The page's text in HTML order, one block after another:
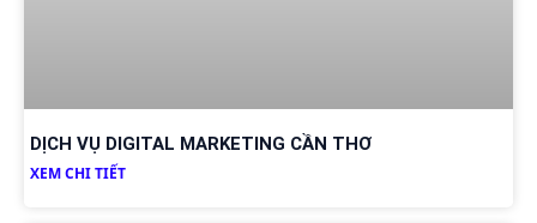
DỊCH VỤ DIGITAL MARKETING CẦN THƠ
XEM CHI TIẾT